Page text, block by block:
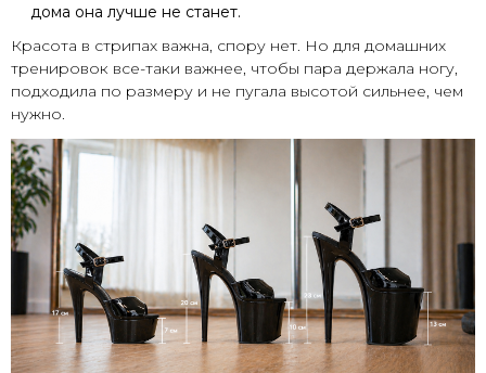
дома она лучше не станет.
Красота в стрипах важна, спору нет. Но для домашних
тренировок все-таки важнее, чтобы пара держала ногу,
подходила по размеру и не пугала высотой сильнее, чем
нужно.